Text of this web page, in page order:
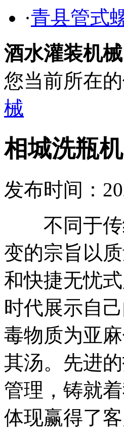
·青县管式
酒水灌装机械
您当前所在
械
相城洗瓶机
发布时间：
不同于传
变的宗旨以
和快捷无忧
时代展示自
毒物质为亚
其汤。先进
管理，铸就
体现赢得了